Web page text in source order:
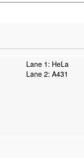
Lane 1: HeLa
Lane 2: A431